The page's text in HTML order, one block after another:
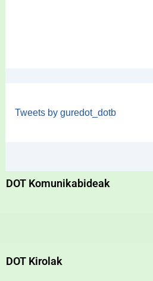
Tweets by guredot_dotb
DOT Komunikabideak
DOT Kirolak